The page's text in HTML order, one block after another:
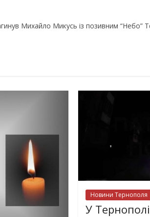
Михайло Микусь із позивним “Небо”
Новини Тернополя
У